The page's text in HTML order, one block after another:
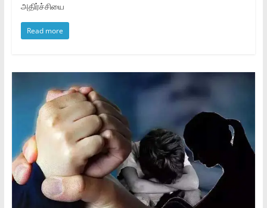
அதிர்ச்சியை
Read more